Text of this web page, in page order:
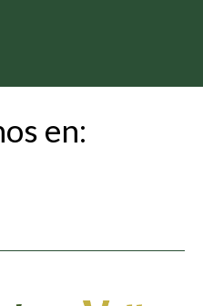
en: